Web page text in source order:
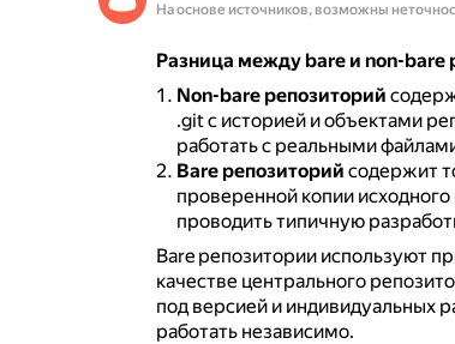
На основе источников, возможны
Разница между bare и non-bare
Non-bare репозиторий
.git с историей и объектами
работать с реальными
Bare репозиторий содержит
проверенной копии
проводить типичную
Bare репозитории используют
качестве центрального
под версией и индивидуальных
работать независимо.